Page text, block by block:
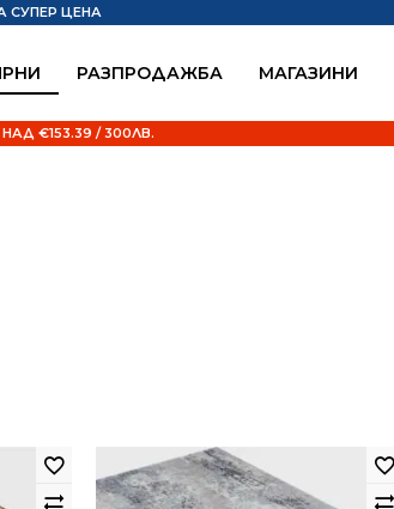
РАЗПРОДАЖБА MАГАЗИНИ
СУПЕР ЦЕНА
€153.39 / 300ЛВ.